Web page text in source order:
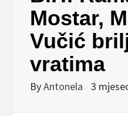
Mostar,
Vučić
vratima
ByAntonela 3